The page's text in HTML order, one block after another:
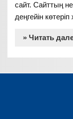
сайт. Сайттың
деңгейін
» Читать